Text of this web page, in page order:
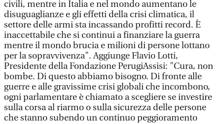
civili, mentre in Italia e nel mondo aumentano le
disuguaglianze e gli effetti della crisi climatica, il
settore delle armi sta incassando profitti record. È
inaccettabile che si continui a finanziare la guerra
mentre il mondo brucia e milioni di persone lottano
per la sopravvivenza". Aggiunge Flavio Lotti,
Presidente della Fondazione PerugiAssisi: "Cura, non
bombe. Di questo abbiamo bisogno. Di fronte alle
guerre e alle gravissime crisi globali che incombono,
ogni parlamentare è chiamato a scegliere se investire
sulla corsa al riarmo o sulla sicurezza delle persone
che stanno subendo un continuo peggioramento